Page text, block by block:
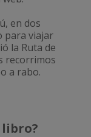
en dos
para viajar
la Ruta de
recorrimos
a rabo.
libro?